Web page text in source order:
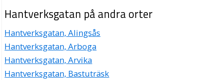
Hantverksgatan på andra orter
Hantverksgatan, Alingsås
Hantverksgatan, Arboga
Hantverksgatan, Arvika
Hantverksgatan, Bastuträsk